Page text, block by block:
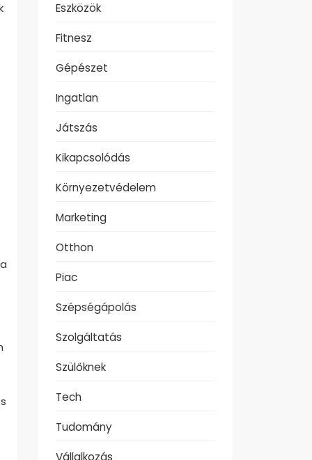
Eszközök
Fitnesz
Gépészet
Ingatlan
Játszás
Kikapcsolódás
Környezetvédelem
Marketing
Otthon
Piac
Szépségápolás
Szolgáltatás
Szülőknek
Tech
Tudomány